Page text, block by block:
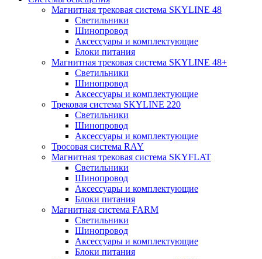
Магнитная трековая система SKYLINE 48
Светильники
Шинопровод
Аксессуары и комплектующие
Блоки питания
Магнитная трековая система SKYLINE 48+
Светильники
Шинопровод
Аксессуары и комплектующие
Трековая система SKYLINE 220
Светильники
Шинопровод
Аксессуары и комплектующие
Тросовая система RAY
Магнитная трековая система SKYFLAT
Светильники
Шинопровод
Аксессуары и комплектующие
Блоки питания
Магнитная система FARM
Светильники
Шинопровод
Аксессуары и комплектующие
Блоки питания